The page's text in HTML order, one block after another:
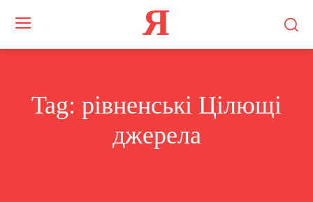
Я
Tag: рівненські Цілющі
джерела